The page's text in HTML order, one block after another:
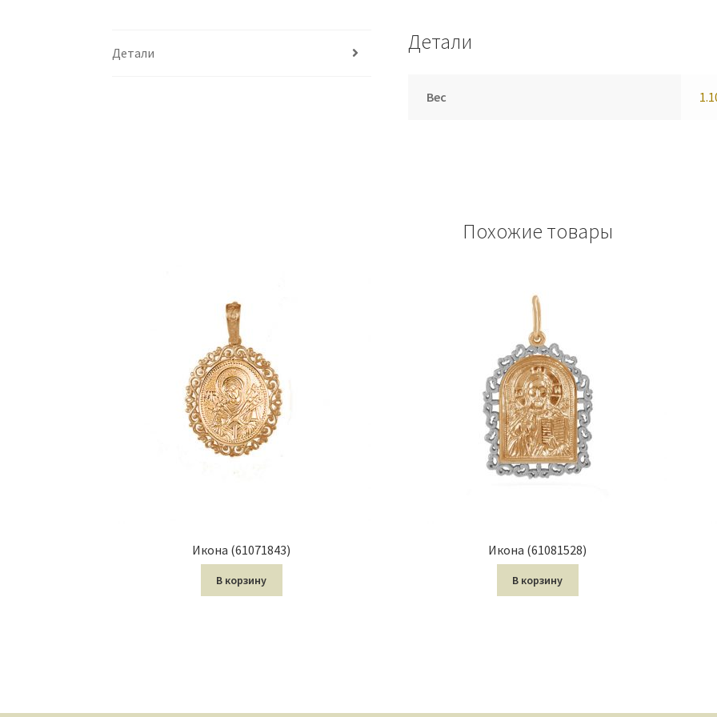
Детали Детали
Вес
Похожие товары
Икона (61071843)
В корзину
Икона (61081528)
В корзину